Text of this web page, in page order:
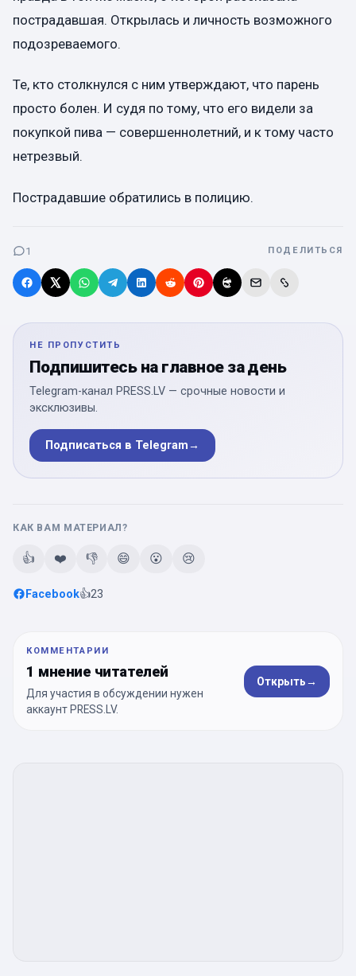
пострадавшая. Открылась и личность возможного
подозреваемого.
Те, кто столкнулся с ним утверждают, что парень
просто болен. И судя по тому, что его видели за
покупкой пива — совершеннолетний, и к тому часто
нетрезвый.
Пострадавшие обратились в полицию.
1 ПОДЕЛИТЬСЯ
НЕ ПРОПУСТИТЬ
Подпишитесь на главное за день
Telegram-канал PRESS.LV — срочные новости и
эксклюзивы.
Подписаться в Telegram→
КАК ВАМ МАТЕРИАЛ?
👍 ❤️ 👎 😄 😮 😢
Facebook👍23
КОММЕНТАРИИ
1 мнение читателей
Для участия в обсуждении нужен
аккаунт PRESS.LV.
Открыть→